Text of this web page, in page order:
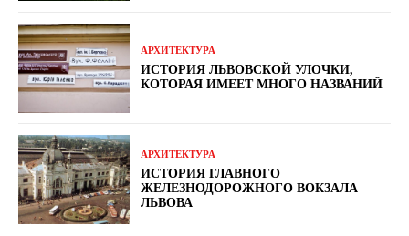
АРХИТЕКТУРА
ИСТОРИЯ ЛЬВОВСКОЙ УЛОЧКИ,
КОТОРАЯ ИМЕЕТ МНОГО НАЗВАНИЙ
АРХИТЕКТУРА
ИСТОРИЯ ГЛАВНОГО
ЖЕЛЕЗНОДОРОЖНОГО ВОКЗАЛА
ЛЬВОВА